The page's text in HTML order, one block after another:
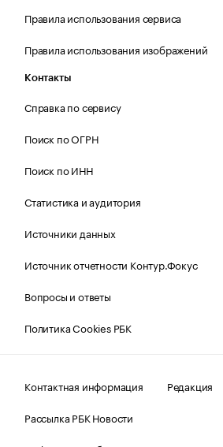
Правила использования сервиса
Правила использования изображений
Контакты
Справка по сервису
Поиск по ОГРН
Поиск по ИНН
Статистика и аудитория
Источники данных
Источник отчетности Контур.Фокус
Вопросы и ответы
Политика Cookies РБК
Контактная информация
Редакция
Рассылка РБК Новости